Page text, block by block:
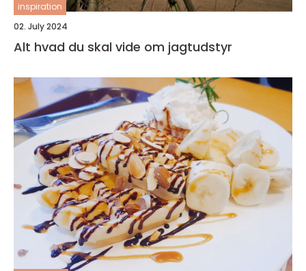
inspiration
02. July 2024
Alt hvad du skal vide om jagtudstyr